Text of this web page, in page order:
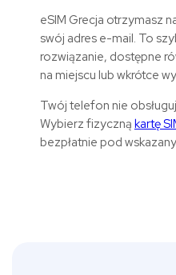
eSIM Grecja otrzymasz
swój adres e-mail. To
rozwiązanie, dostępne
na miejscu lub wkrótce
Twój telefon nie
Wybierz fizyczną kartę
bezpłatnie pod